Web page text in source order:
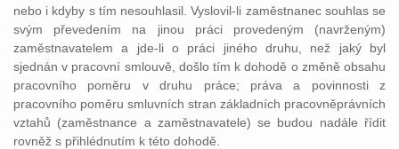
nebo i kdyby s tím nesouhlasil. Vyslovil-li zaměstnanec souhlas se
svým převedením na jinou práci provedeným (navrženým)
zaměstnavatelem a jde-li o práci jiného druhu, než jaký byl
sjednán v pracovní smlouvě, došlo tím k dohodě o změně obsahu
pracovního poměru v druhu práce; práva a povinnosti z
pracovního poměru smluvních stran základních pracovněprávních
vztahů (zaměstnance a zaměstnavatele) se budou nadále řídit
rovněž s přihlédnutím k této dohodě.